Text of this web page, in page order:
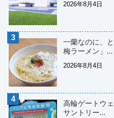
2026年8月4日
一蘭なのに、
梅ラーメン」...
2026年8月4日
高輪ゲートウ
サントリー...